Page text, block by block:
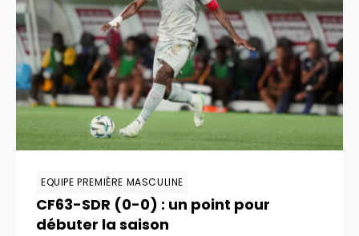
EQUIPE PREMIÈRE MASCULINE
CF63-SDR (0-0) : un point pour
débuter la saison